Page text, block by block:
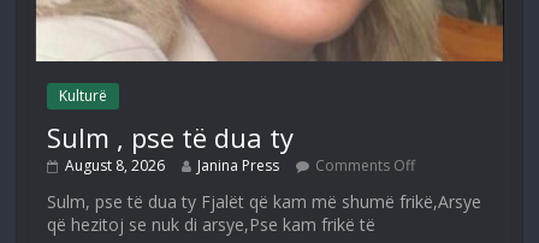
Kulturë
Sulm , pse të dua ty
August 8, 2026 Janina Press Comments Off
Sulm, pse të dua ty Fjalët që kam më shumë frikë,Arsye
që hezitoj se nuk di arsye,Pse kam frikë të